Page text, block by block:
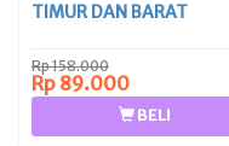
TIMUR DAN BARAT
Rp 158.000
Rp 89.000
BELI